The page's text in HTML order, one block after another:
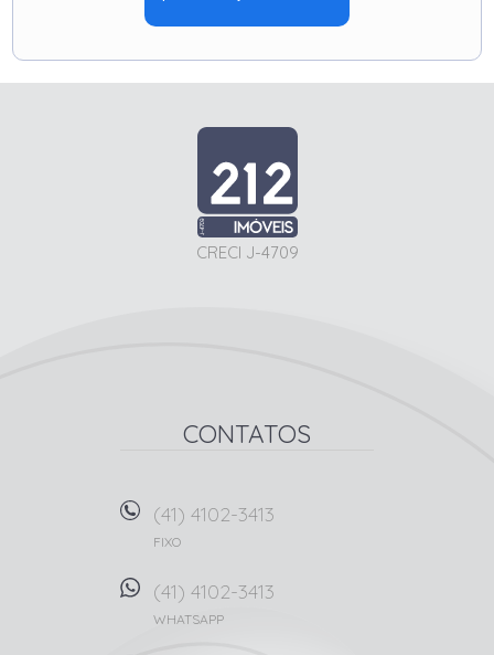
CRECI J-4709
CONTATOS
(41) 4102-3413
FIXO
(41) 4102-3413
WHATSAPP